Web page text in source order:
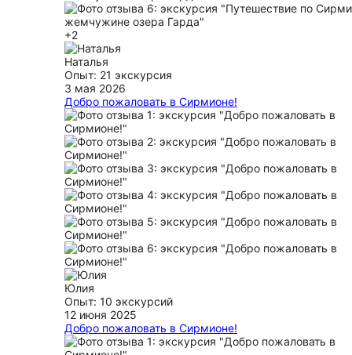
+2
Наталья
Опыт: 21 экскурсия
3 мая 2026
Добро пожаловать в Сирмионе!
мы остановились в прекрасном городке на две
экскурсия с Иннесой была очень познаватетельная и
динамичная . Был тот формат, который нам был
профессионал своего дела., глубоко знает историю.
ещё
Юлия
Опыт: 10 экскурсий
12 июня 2025
Добро пожаловать в Сирмионе!
Удивительный городок Сирмионе покорил нас